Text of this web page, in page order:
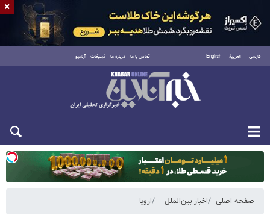
فارسی العربية English تماس با ما درباره ما تبلیغات آرشیو
دوشنبه ۱۹ مرداد ۱۴۰۵
صفحه اصلی اخبار بین‌الملل اروپا
×